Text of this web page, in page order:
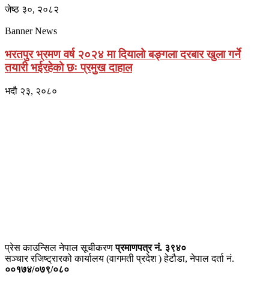
जेष्ठ ३०, २०८२
Banner News
भरतपुर भ्रमण वर्ष २०२४ मा दियालो बङ्गला दरबार खुला गर्ने
तयारी भईरहेको छः प्रमुख दाहाल
भदौ २३, २०८०
प्रेस काउन्सिल नेपाल सूचीकरणप्रमाणपत्र नं. ३९४०
सञ्चार रजिष्ट्रारको कार्यालय (वागमती प्रदेश ) हेटौडा, नेपाल दर्ता नं.
००१७४/०७९/०८०